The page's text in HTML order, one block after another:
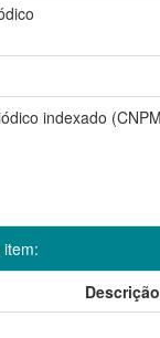
indexado
Descrição